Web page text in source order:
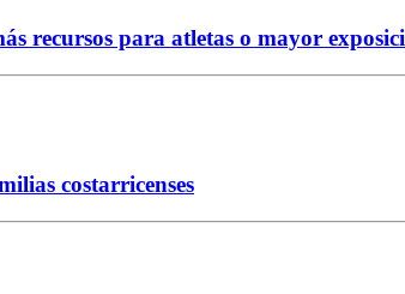
recursos para atletas o mayor
costarricenses